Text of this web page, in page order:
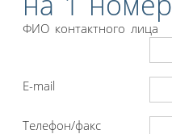
ФИО контактного лица
E-mail
Телефон/факс